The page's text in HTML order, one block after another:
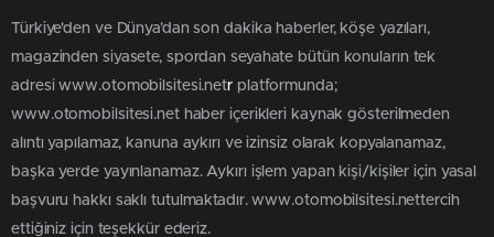
Türkiye'den ve Dünya’dan son dakika haberler, köşe yazıları,
magazinden siyasete, spordan seyahate bütün konuların tek
adresi www.otomobilsitesi.netr platformunda;
www.otomobilsitesi.net haber içerikleri kaynak gösterilmeden
alıntı yapılamaz, kanuna aykırı ve izinsiz olarak kopyalanamaz,
başka yerde yayınlanamaz. Aykırı işlem yapan kişi/kişiler için yasal
başvuru hakkı saklı tutulmaktadır. www.otomobilsitesi.nettercih
ettiğiniz için teşekkür ederiz.